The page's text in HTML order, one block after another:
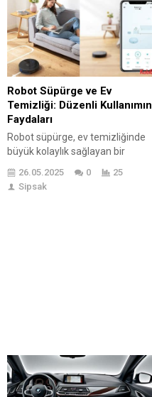
olmadığı...
Robot Süpürge ve Ev
Temizliği: Düzenli Kullanımın
Faydaları
Robot süpürge, ev temizliğinde
büyük kolaylık sağlayan bir
süpürgenin temizliğe katkıları
oldukça fazladır; zeminlerdeki
26.05.2025 0
25
Sipsak